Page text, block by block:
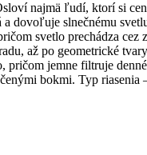
najmä ľudí, ktorí si
dovoľuje slnečnému
svetlo prechádza
až po geometrické
jemne filtruje
bokmi. Typ